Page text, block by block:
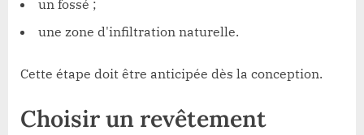
un fossé ;
une zone d'infiltration naturelle.
Cette étape doit être anticipée dès la conception.
Choisir un revêtement